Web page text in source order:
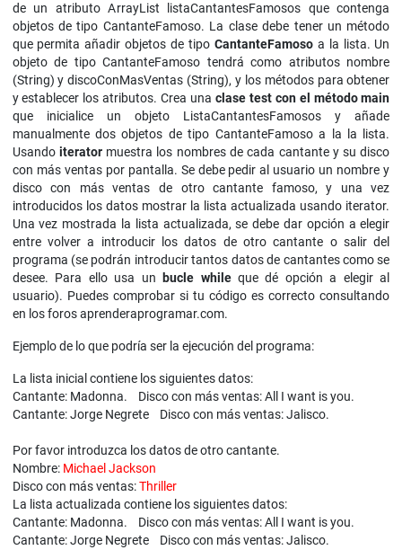
de un atributo ArrayList listaCantantesFamosos que contenga
objetos de tipo CantanteFamoso. La clase debe tener un método
que permita añadir objetos de tipo CantanteFamoso a la lista. Un
objeto de tipo CantanteFamoso tendrá como atributos nombre
(String) y discoConMasVentas (String), y los métodos para obtener
y establecer los atributos. Crea una clase test con el método main
que inicialice un objeto ListaCantantesFamosos y añade
manualmente dos objetos de tipo CantanteFamoso a la la lista.
Usando iterator muestra los nombres de cada cantante y su disco
con más ventas por pantalla. Se debe pedir al usuario un nombre y
disco con más ventas de otro cantante famoso, y una vez
introducidos los datos mostrar la lista actualizada usando iterator.
Una vez mostrada la lista actualizada, se debe dar opción a elegir
entre volver a introducir los datos de otro cantante o salir del
programa (se podrán introducir tantos datos de cantantes como se
desee. Para ello usa un
bucle whileque dé opción a elegir al
usuario). Puedes comprobar si tu código es correcto consultando
en los foros aprenderaprogramar.com.
Ejemplo de lo que podría ser la ejecución del programa:
La lista inicial contiene los siguientes datos:
Cantante: Madonna. Disco con más ventas: All I want is you.
Cantante: Jorge Negrete Disco con más ventas: Jalisco.
Por favor introduzca los datos de otro cantante.
Nombre: Michael Jackson
Disco con más ventas:Thriller
La lista actualizada contiene los siguientes datos:
Cantante: Madonna. Disco con más ventas: All I want is you.
Cantante: Jorge Negrete Disco con más ventas: Jalisco.